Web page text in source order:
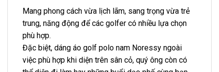
Mang phong cách vừa lịch lãm, sang trọng vừa trẻ
trung, năng động để các golfer có nhiều lựa chọn
phù hợp.
Đặc biệt, dáng áo golf polo nam Noressy ngoài
việc phù hợp khi diện trên sân cỏ, quý ông còn có